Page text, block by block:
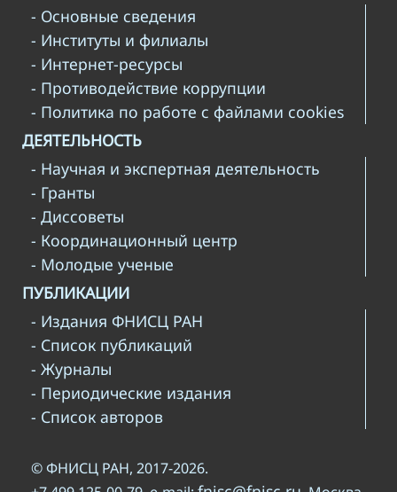
- Основные сведения
- Институты и филиалы
- Интернет-ресурсы
- Противодействие коррупции
- Политика по работе с файлами cookies
ДЕЯТЕЛЬНОСТЬ
- Научная и экспертная деятельность
- Гранты
- Диссоветы
- Координационный центр
- Молодые ученые
ПУБЛИКАЦИИ
- Издания ФНИСЦ РАН
- Список публикаций
- Журналы
- Периодические издания
- Список авторов
© ФНИСЦ РАН, 2017-2026.